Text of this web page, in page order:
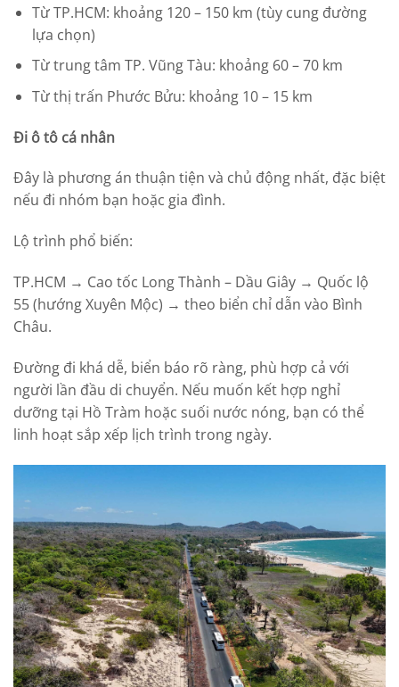
Từ TP.HCM: khoảng 120 – 150 km (tùy cung đường
lựa chọn)
Từ trung tâm TP. Vũng Tàu: khoảng 60 – 70 km
Từ thị trấn Phước Bửu: khoảng 10 – 15 km
Đi ô tô cá nhân
Đây là phương án thuận tiện và chủ động nhất, đặc biệt
nếu đi nhóm bạn hoặc gia đình.
Lộ trình phổ biến:
TP.HCM → Cao tốc Long Thành – Dầu Giây → Quốc lộ
55 (hướng Xuyên Mộc) → theo biển chỉ dẫn vào Bình
Châu.
Đường đi khá dễ, biển báo rõ ràng, phù hợp cả với
người lần đầu di chuyển. Nếu muốn kết hợp nghỉ
dưỡng tại Hồ Tràm hoặc suối nước nóng, bạn có thể
linh hoạt sắp xếp lịch trình trong ngày.